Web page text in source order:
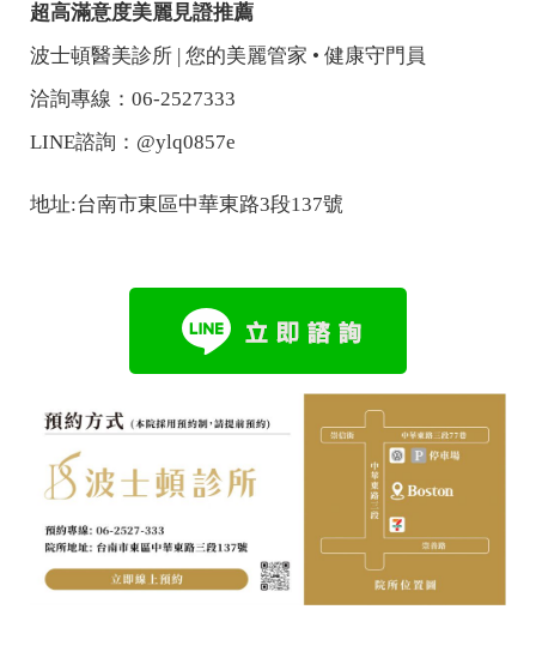
超高滿意度美麗見證推薦
波士頓醫美診所 | 您的美麗管家 • 健康守門員
洽詢專線：06-2527333
LINE諮詢：@ylq0857e
地址:台南市東區中華東路3段137號